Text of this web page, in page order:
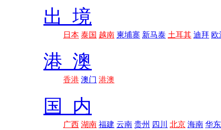
出 境
日本 泰国 越南 柬埔寨 新马泰 土耳其 迪拜 欧
港 澳
香港 澳门 港澳
国 内
广西 湖南 福建 云南 贵州 四川 北京 海南 华东